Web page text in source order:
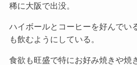
稀に大阪で出没。
ハイボールとコーヒーを好んでい
も飲むようにしている。
食欲も旺盛で特にお好み焼きや焼